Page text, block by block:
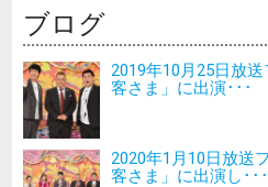
ブログ
2019年10月25日放
客さま」に出演･･･
2020年1月10日放送
客さま」に出演し･･･